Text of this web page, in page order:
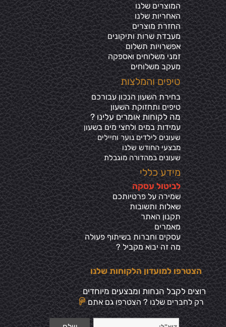
המוצרים שלנו
האחריות שלנו
החזרת מוצרים
מעבדת שרות ותיקונים
אפשרויות תשלום
זמני משלוחים ואספקה
מעקב משלוחים
טיפים והמלצות
בחירת השעון הנכון עבורכם
טיפים ותחזוקת השעון
מה לקוחות אומרים עלינו ?
עמידות במים ולחצי מים בשעון
שעונים לילדים נוער וחיילים
מבצעי החודש שלנו
שעונים במהדורה מוגבלת
מידע כללי
לביטול עסקה
שמירה על פרטיותכם
שאלות ותשובות
תקנון האתר
מאמרים
עסקים וחברות בשיתוף פעולה
מה זה יבוא מקביל ?
הצטרפו למועדון הלקוחות שלנו
רוצים לקבל הנחות ומבצעים מיוחדים
רק לחברים שלנו ? הצטרפו גם אתם